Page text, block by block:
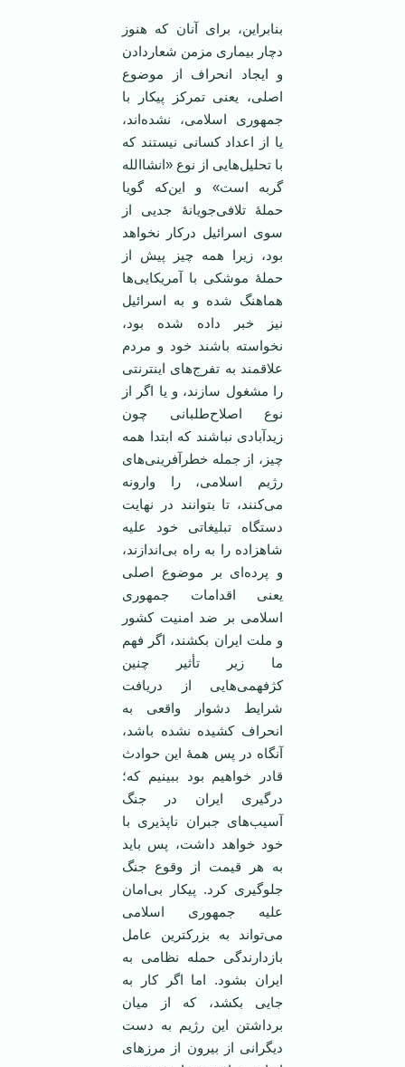
بنابراین، برای آنان که هنوز
دچار بیماری مزمن شعاردادن
و ایجاد انحراف از موضوع
اصلی، یعنی تمرکز پیکار با
جمهوری اسلامی، نشده‌اند،
یا از اعداد کسانی نیستند که
با تحلیل‌هایی از نوع «انشاالله
گربه است» و این‌که گویا
حملۀ تلافی‌جویانۀ جدیی از
سوی اسرائیل درکار نخواهد
بود، زیرا همه چیز پیش از
حملۀ موشکی با آمریکایی‌ها
هماهنگ شده و به اسرائیل
نیز خبر داده شده بود،
نخواسته باشند خود و مردم
علاقمند به تفرج‌های اینترنتی
را مشغول سازند، و یا اگر از
نوع اصلاح‌طلبانی چون
زیدآبادی نباشند که ابتدا همه
چیز، از جمله خطرآفرینی‌های
رژیم اسلامی، را وارونه
می‌کنند، تا بتوانند در نهایت
دستگاه تبلیغاتی خود علیه
شاهزاده را به راه بی‌اندازند،
و پرده‌ای بر موضوع اصلی
یعنی اقدامات جمهوری
اسلامی بر ضد امنیت کشور
و ملت ایران بکشند، اگر فهم
ما زیر تأثیر چنین
کژفهمی‌هایی از دریافت
شرایط دشوار واقعی به
انحراف کشیده نشده باشد،
آنگاه در پس همۀ این حوادث
قادر خواهیم بود ببینیم که؛
درگیری ایران در جنگ
آسیب‌های جبران ناپذیری با
خود خواهد داشت، پس باید
به هر قیمت از وقوع جنگ
جلوگیری کرد. پیکار بی‌امان
علیه جمهوری اسلامی
می‌تواند به بزرکترین عامل
بازدارندگی حمله نظامی به
ایران بشود. اما اگر کار به
جایی بکشد، که از میان
برداشتن این رژیم به دست
دیگرانی از بیرون از مرزهای